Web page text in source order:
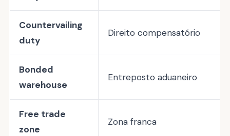
Countervailing
duty
Direito compensatório
Bonded
warehouse
Entreposto aduaneiro
Free trade
zone
Zona franca